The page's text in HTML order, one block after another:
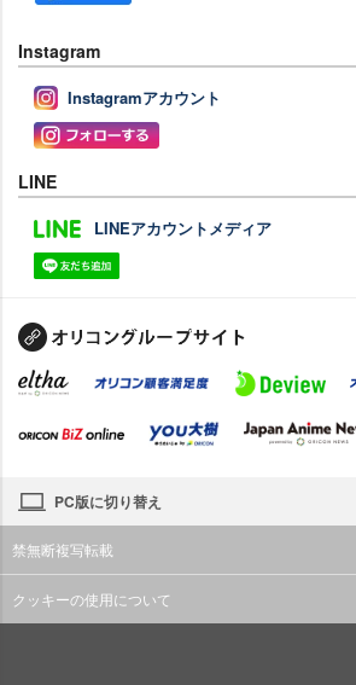
Instagram
Instagramアカウント
LINE
LINEアカウントメディア
PC版に切り替え
禁無断複写転載
クッキーの使用について